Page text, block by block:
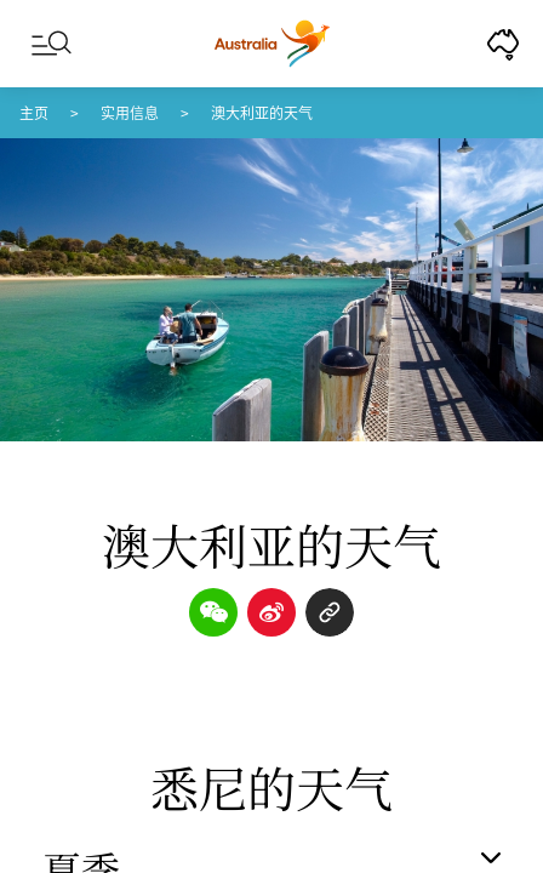
Skip to content
Skip to footer navigation
主页 实用信息 澳大利亚的天气
澳大利亚的天气
悉尼的天气